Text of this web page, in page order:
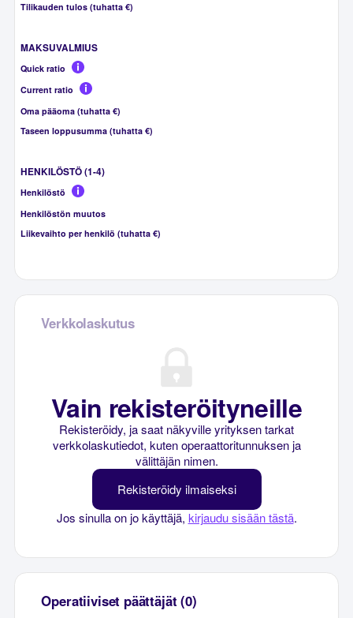
Tilikauden tulos (tuhatta €)
MAKSUVALMIUS
Quick ratio
Current ratio
Oma pääoma (tuhatta €)
Taseen loppusumma (tuhatta €)
HENKILÖSTÖ (1-4)
Henkilöstö
Henkilöstön muutos
Liikevaihto per henkilö (tuhatta €)
Verkkolaskutus
Vain rekisteröityneille
Rekisteröidy, ja saat näkyville yrityksen tarkat
verkkolaskutiedot, kuten operaattoritunnuksen ja
välittäjän nimen.
Rekisteröidy ilmaiseksi
Jos sinulla on jo käyttäjä, kirjaudu sisään tästä.
Operatiiviset päättäjät (0)